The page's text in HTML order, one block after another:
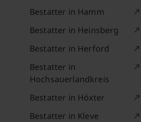
Bestatter in Hamm
Bestatter in Heinsberg
Bestatter in Herford
Bestatter in
Hochsauerlandkreis
Bestatter in Höxter
Bestatter in Kleve